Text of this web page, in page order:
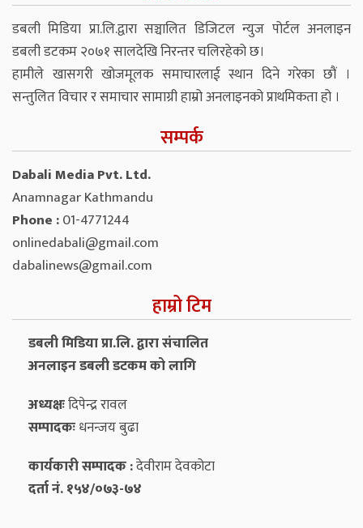
डबली मिडिया प्रा.लि.द्वारा सञ्चालित डिजिटल न्युज पोर्टल अनलाइन
डबली डटकम २०७१ सालदेखि निरन्तर चलिरहेको छ।
हामीले खासगरी खोजमूलक समाचारलाई स्थान दिने गरेका छौं ।
सन्तुलित विचार र समाचार सामाग्री हाम्रो अनलाइनको प्राथमिकता हो ।
सम्पर्क
Dabali Media Pvt. Ltd.
Anamnagar Kathmandu
Phone :01-4771244
onlinedabali@gmail.com
dabalinews@gmail.com
हाम्रो टिम
डबली मिडिया प्रा.लि. द्वारा संचालित
अनलाइन डबली डटकम को लागि
अध्यक्षःदिपेन्द्र रावल
सम्पादकःधनन्‍जय बुढा
कार्यकारी सम्पादक :देवीराम देवकोटा
दर्ता नं. १५४/०७३-७४